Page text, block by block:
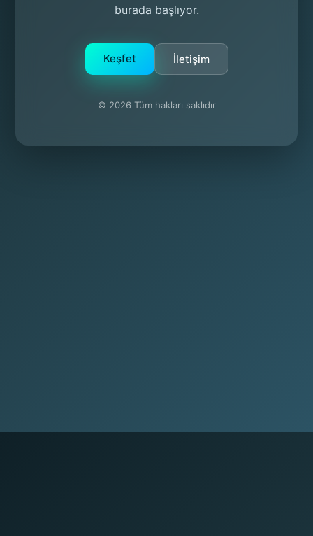
burada başlıyor.
Keşfet İletişim
© 2026 Tüm hakları saklıdır